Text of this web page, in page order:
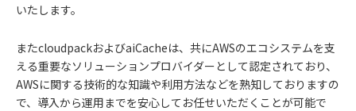
いたします。
またcloudpackおよびaiCacheは、共にAWSのエコシステムを支
える重要なソリューションプロバイダーとして認定されており、
AWSに関する技術的な知識や利用方法などを熟知しておりますの
で、導入から運用までを安心してお任せいただくことが可能で